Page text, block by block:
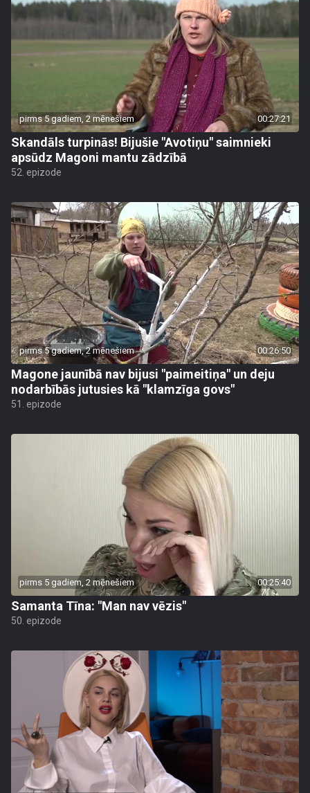
pirms 5 gadiem, 2 mēnešiem 00:27:21
Skandāls turpinās! Bijušie "Avotiņu" saimnieki
apsūdz Magoni mantu zādzībā
52. epizode
pirms 5 gadiem, 2 mēnešiem 00:26:50
Magone jaunībā nav bijusi "paimeitiņa" un deju
nodarbībās jutusies kā "klamzīga govs"
51. epizode
pirms 5 gadiem, 2 mēnešiem 00:25:40
Samanta Tīna: "Man nav vēzis"
50. epizode